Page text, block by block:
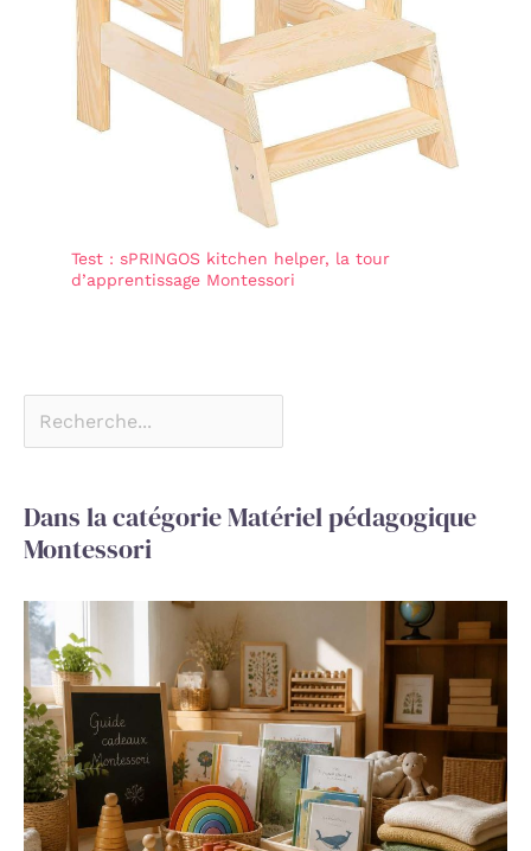
Test : sPRINGOS kitchen helper, la tour
d’apprentissage Montessori
Dans la catégorie Matériel pédagogique
Montessori